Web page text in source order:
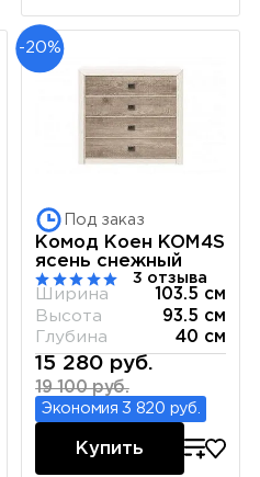
-20%
Под заказ
Комод Коен KOM4S
ясень снежный
3 отзыва
Ширина
103.5 см
Высота
93.5 см
Глубина
40 см
15 280 руб.
19 100 руб.
Экономия 3 820 руб.
Купить